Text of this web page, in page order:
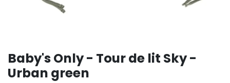
Baby's Only - Tour de lit Sky -
Urban green